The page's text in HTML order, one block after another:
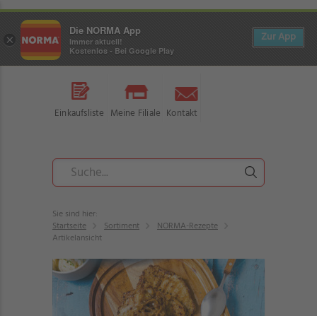
Einkaufsliste Meine Filiale Kontakt
Sie sind hier:
Startseite
Sortiment
NORMA-Rezepte
Artikelansicht
×
Die NORMA App
Immer aktuell!
Kostenlos - Bei Google Play
Zur App